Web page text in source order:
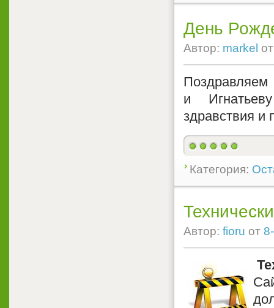
День
Автор: markel
Поздравляем
и
здравствия и
Категория:
Автор: fioru от